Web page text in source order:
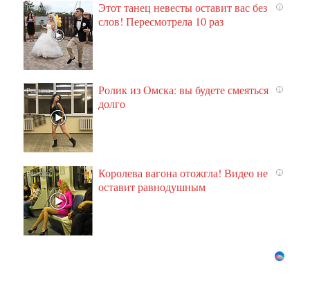
i
Этот танец невесты оставит вас без
слов! Пересмотрела 10 раз
i
Ролик из Омска: вы будете смеяться
долго
i
Королева вагона отожгла! Видео не
оставит равнодушным